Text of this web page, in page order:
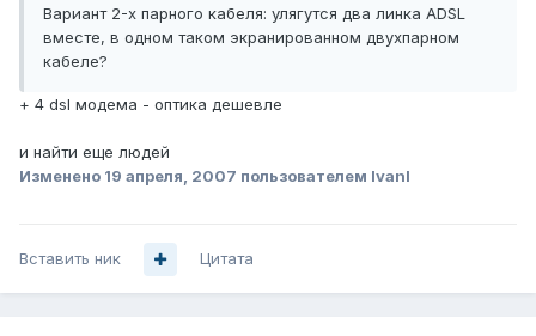
Вариант 2-х парного кабеля: улягутся два линка ADSL
вместе, в одном таком экранированном двухпарном
кабеле?
+ 4 dsl модема - оптика дешевле
и найти еще людей
Изменено 19 апреля, 2007 пользователем IvanI
Вставить ник Цитата